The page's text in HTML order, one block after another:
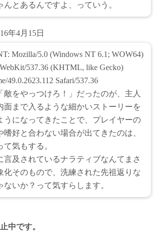
んとあるんですよ、っていう。
年4月15日
Mozilla/5.0 (Windows NT 6.1; WOW64)
537.36 (KHTML, like Gecko)
49.0.2623.112 Safari/537.36
敵をやっつけろ！」だったのが、主人
面まで入るような細かいストーリーを
うになってきたことで、プレイヤーの
嗜好と合わない場合が出てきたのは、
て気もする。
言及されているナラティブなんてまさ
化そのもので、洗練された先祖返りな
ないか？って気すらします。
中です。